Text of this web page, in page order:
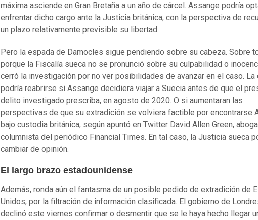
máxima asciende en Gran Bretaña a un año de cárcel. Assange podría
enfrentar dicho cargo ante la Justicia británica, con la perspectiva de
un plazo relativamente previsible su libertad.
Pero la espada de Damocles sigue pendiendo sobre su cabeza. Sobre
porque la Fiscalía sueca no se pronunció sobre su culpabilidad o
cerró la investigación por no ver posibilidades de avanzar en el caso. La
podría reabrirse si Assange decidiera viajar a Suecia antes de que el
delito investigado prescriba, en agosto de 2020. O si aumentaran las
perspectivas de que su extradición se volviera factible por encontrarse
bajo custodia británica, según apuntó en Twitter David Allen Green,
columnista del periódico Financial Times. En tal caso, la Justicia sueca
cambiar de opinión.
El largo brazo estadounidense
Además, ronda aún el fantasma de un posible pedido de extradición de
Unidos, por la filtración de información clasificada. El gobierno de
declinó este viernes confirmar o desmentir que se le haya hecho llegar